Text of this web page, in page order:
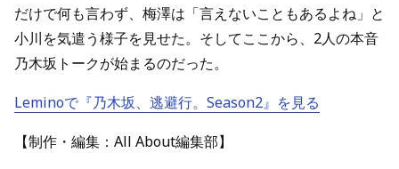
だけで何も言わず、梅澤は「言えないこともあるよね」と
小川を気遣う様子を見せた。そしてここから、2人の本音
乃木坂トークが始まるのだった。
Leminoで『乃木坂、逃避行。Season2』を見る
【制作・編集：All About編集部】